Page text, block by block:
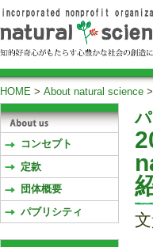
HOME > About natural science >
文
コンセプト
定款
団体概要
パブリシティ